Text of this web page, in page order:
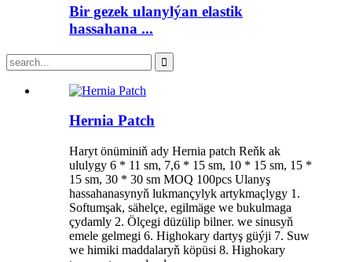
Bir gezek ulanylýan elastik
hassahana ...
Hernia Patch
Haryt önüminiň ady Hernia patch Reňk ak
ululygy 6 * 11 sm, 7,6 * 15 sm, 10 * 15 sm, 15 *
15 sm, 30 * 30 sm MOQ 100pcs Ulanyş
hassahanasynyň lukmançylyk artykmaçlygy 1.
Softumşak, sähelçe, egilmäge we bukulmaga
çydamly 2. Ölçegi düzülip bilner. we sinusyň
emele gelmegi 6. Highokary dartyş güýji 7. Suw
we himiki maddalaryň köpüsi 8. Highokary